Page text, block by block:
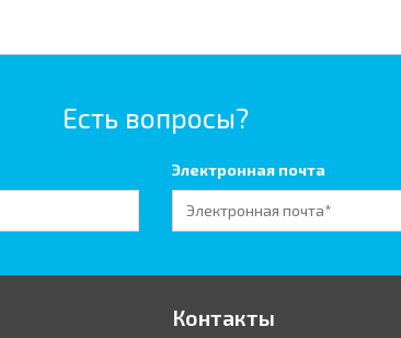
Есть вопросы?
Электронная почта
Контакты